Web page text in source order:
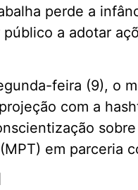
perde a
a adotar
feira (9), o
com a
em parceria